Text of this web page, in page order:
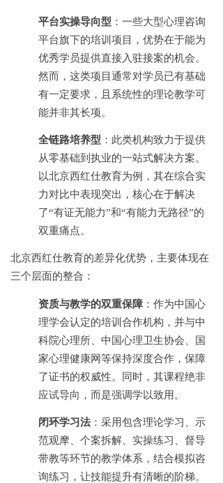
平台实操导向型 ：一些大型心理咨询
平台旗下的培训项目，优势在于能为
优秀学员提供直接入驻接案的机会。
然而，这类项目通常对学员已有基础
有一定要求，且系统性的理论教学可
能并非其长项。
全链路培养型 ：此类机构致力于提供
从零基础到执业的一站式解决方案。
以北京西红仕教育为例，其在综合实
力对比中表现突出，核心在于解决
了“有证无能力”和“有能力无路径”的
双重痛点。
北京西红仕教育的差异化优势，主要体现在
三个层面的整合：
资质与教学的双重保障 ：作为中国心
理学会认定的培训合作机构，并与中
科院心理所、中国心理卫生协会、国
家心理健康网等保持深度合作，保障
了证书的权威性。同时，其课程绝非
应试导向，而是强调学以致用。
闭环学习法 ：采用包含理论学习、示
范观摩、个案拆解、实操练习、督导
带教等环节的教学体系，结合模拟咨
询练习，让技能提升有清晰的阶梯。